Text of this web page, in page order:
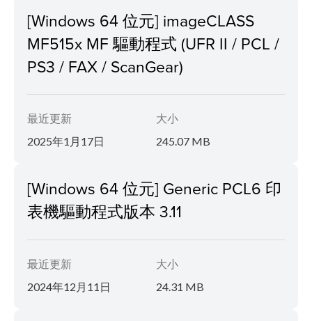
[Windows 64 位元] imageCLASS
MF515x MF 驅動程式 (UFR II / PCL /
PS3 / FAX / ScanGear)
最近更新
2025年1月17日
大小
245.07 MB
[Windows 64 位元] Generic PCL6 印
表機驅動程式版本 3.11
最近更新
2024年12月11日
大小
24.31 MB